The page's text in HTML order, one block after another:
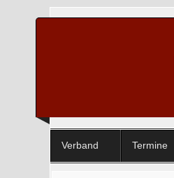
Verband Termine